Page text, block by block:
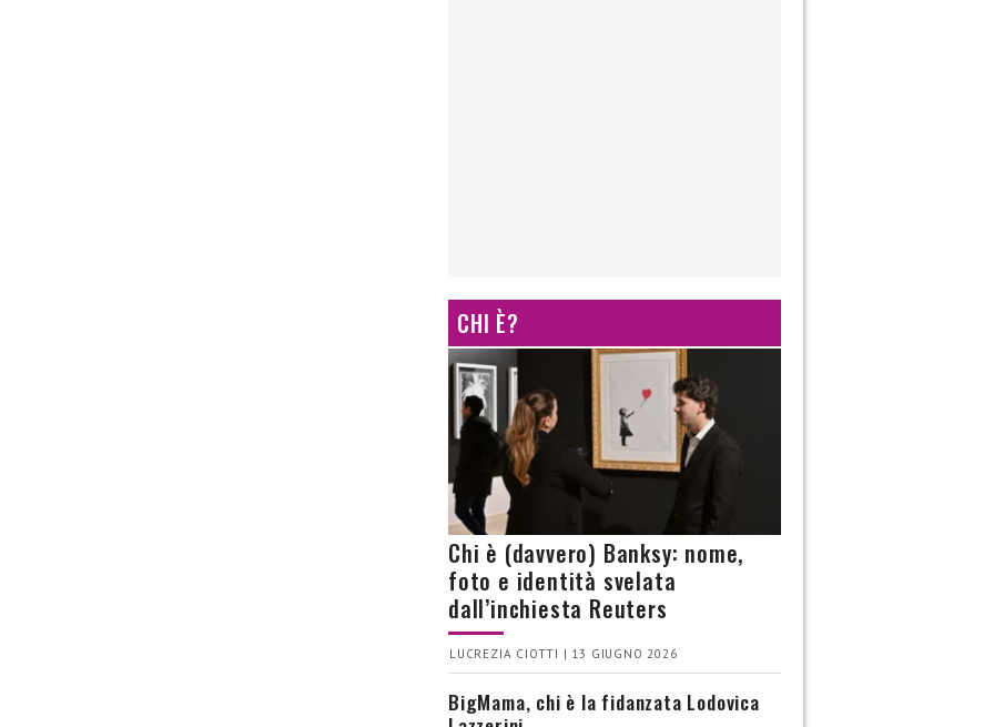
CHI È?
Chi è (davvero) Banksy: nome,
foto e identità svelata
dall’inchiesta Reuters
LUCREZIA CIOTTI | 13 GIUGNO 2026
BigMama, chi è la fidanzata Lodovica